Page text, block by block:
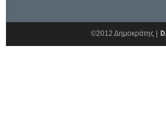
©2012 Δημοκράτης |